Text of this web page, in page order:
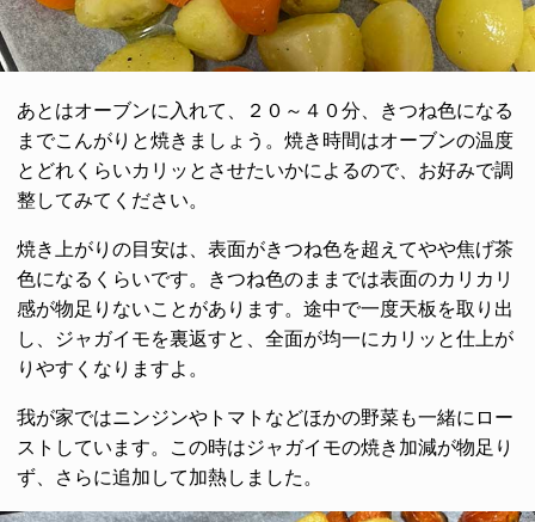
あとはオーブンに入れて、２０～４０分、きつね色になる
までこんがりと焼きましょう。焼き時間はオーブンの温度
とどれくらいカリッとさせたいかによるので、お好みで調
整してみてください。
焼き上がりの目安は、表面がきつね色を超えてやや焦げ茶
色になるくらいです。きつね色のままでは表面のカリカリ
感が物足りないことがあります。途中で一度天板を取り出
し、ジャガイモを裏返すと、全面が均一にカリッと仕上が
りやすくなりますよ。
我が家ではニンジンやトマトなどほかの野菜も一緒にロー
ストしています。この時はジャガイモの焼き加減が物足り
ず、さらに追加して加熱しました。